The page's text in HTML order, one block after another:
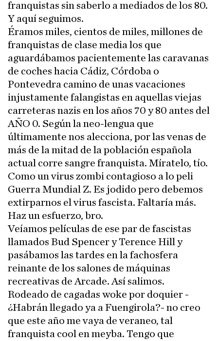
franquistas sin saberlo a mediados de los 80.
Y aquí seguimos.
Éramos miles, cientos de miles, millones de
franquistas de clase media los que
aguardábamos pacientemente las caravanas
de coches hacia Cádiz, Córdoba o
Pontevedra camino de unas vacaciones
injustamente falangistas en aquellas viejas
carreteras nazis en los años 70 y 80 antes del
AÑO 0. Según la neo-lengua que
últimamente nos alecciona, por las venas de
más de la mitad de la población española
actual corre sangre franquista. Míratelo, tío.
Como un virus zombi contagioso a lo peli
Guerra Mundial Z. Es jodido pero debemos
extirparnos el virus fascista. Faltaría más.
Haz un esfuerzo, bro.
Veíamos películas de ese par de fascistas
llamados Bud Spencer y Terence Hill y
pasábamos las tardes en la fachosfera
reinante de los salones de máquinas
recreativas de Arcade. Así salimos.
Rodeado de cagadas woke por doquier -
¿Habrán llegado ya a Fuengirola?- no creo
que este año me vaya de veraneo, tal
franquista cool en meyba. Tengo que